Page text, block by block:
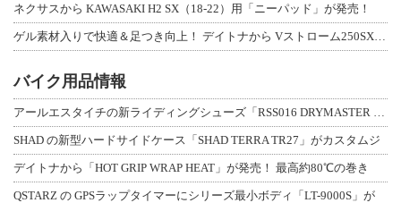
ネクサスから KAWASAKI H2 SX（18-22）用「ニーパッド」が発売！
バイク用品情報
SHAD の新型ハードサイドケース「SHAD TERRA TR27」がカスタムジ
デイトナから「HOT GRIP WRAP HEAT」が発売！ 最高約80℃の巻き
QSTARZ の GPSラップタイマーにシリーズ最小ボディ「LT-9000S」が